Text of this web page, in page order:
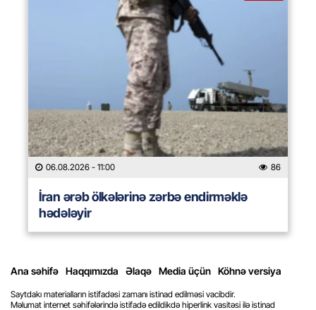
06.08.2026 - 11:00 86
İran ərəb ölkələrinə zərbə endirməklə
hədələyir
Ana səhifə Haqqımızda Əlaqə Media üçün Köhnə versiya
Saytdakı materialların istifadəsi zamanı istinad edilməsi vacibdir.
Məlumat internet səhifələrində istifadə edildikdə hiperlink vasitəsi ilə istinad